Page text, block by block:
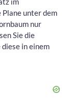
unter dem
nur
Sie die
in einem